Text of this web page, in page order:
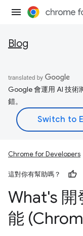
Blog
Google 會運用 AI 技術
錯。
Chrome for Developers
這對你有幫助嗎？
What's 開
能